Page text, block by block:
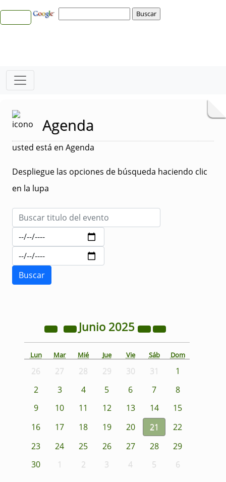
Agenda
usted está en Agenda
Despliegue las opciones de búsqueda haciendo clic
en la lupa
Junio 2025
Lun Mar Mié Jue Vie Sáb Dom
26 27 28 29 30 31
1
2
3 4 5 6 7
8
9
10 11 12 13 14
15
16
17 18 19 20 21
22
23
24 25 26 27 28
29
30
1 2 3 4 5 6